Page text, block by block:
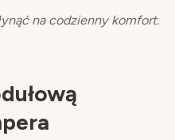
na codzienny komfort.